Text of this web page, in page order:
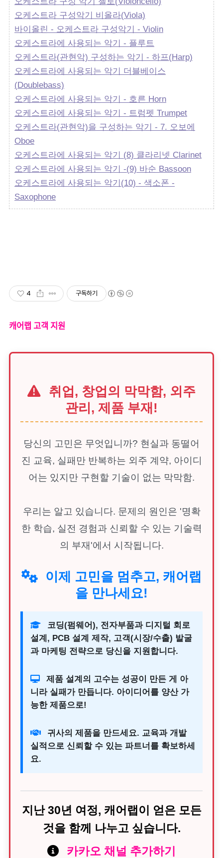
오케스트라 구성악기 비올라(Viola)
바이올린 - 오케스트라 구성악기 - Violin
오케스트라에 사용되는 악기 - 플루트
오케스트라(관현악) 구성하는 악기 - 하프(Harp)
오케스트라에 사용되는 악기 더블베이스
(Doublebass)
오케스트라에 사용되는 악기 - 호른 Horn
오케스트라에 사용되는 악기 - 트럼펫 Trumpet
오케스트라(관현악)을 구성하는 악기 - 7. 오보에
Oboe
오케스트라에 사용되는 악기 (8) 클라리넷 Clarinet
오케스트라에 사용되는 악기 -(9) 바순 Bassoon
오케스트라에 사용되는 악기(10) - 색소폰 -
Saxophone
4 구독하기
캐어랩 고객 지원
취업, 창업의 막막함, 외주
관리, 제품 부재!
당신의 고민은 무엇입니까? 현실과 동떨어
진 교육, 실패만 반복하는 외주 계약, 아이디
어는 있지만 구현할 기술이 없는 막막함.
우리는 알고 있습니다. 문제의 원인은 '명확
한 학습, 실전 경험과 신뢰할 수 있는 기술력
의 부재'에서 시작됩니다.
이제 고민을 멈추고, 캐어랩
을 만나세요!
코딩(펌웨어), 전자부품과 디지털 회로
설계, PCB 설계 제작, 고객(시장/수출) 발굴
과 마케팅 전략으로 당신을 지원합니다.
제품 설계의 고수는 성공이 만든 게 아
니라 실패가 만듭니다. 아이디어를 양산 가
능한 제품으로!
귀사의 제품을 만드세요. 교육과 개발
실적으로 신뢰할 수 있는 파트너를 확보하세
요.
지난 30년 여정, 캐어랩이 얻은 모든
것을 함께 나누고 싶습니다.
카카오 채널 추가하기